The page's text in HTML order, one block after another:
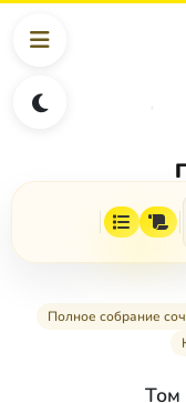
Полное собрание
Том